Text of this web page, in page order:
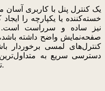
یک کنترل پنل با کاربری آسان
خسته‌کننده یا یکپارچه را
نیز ساده و سرراست است.
صفحه‌نمایش واضح داشته
کنترل‌های لمسی برخوردار
دسترسی سریع به
تنظیمات آسان زمان را ارائه می‌دهد.